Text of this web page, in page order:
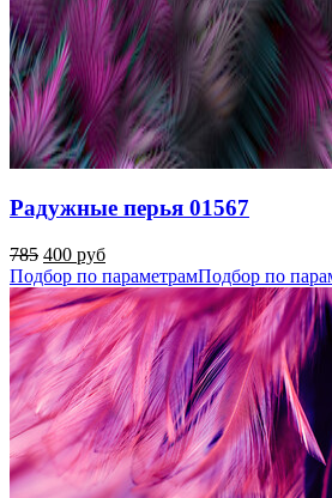
Радужные перья 01567
785 400 руб
Подбор по параметрамПодбор по